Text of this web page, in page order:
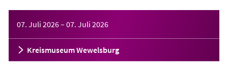
07. Juli 2026– 07. Juli 2026
Kreismuseum Wewelsburg